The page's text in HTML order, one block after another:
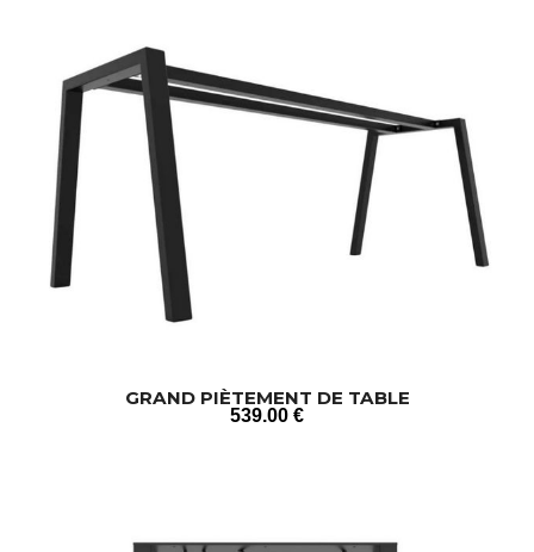
GRAND PIÈTEMENT DE TABLE
539.00 €